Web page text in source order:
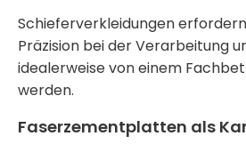
Schieferverkleidungen
Präzision bei der Verarbeitung
idealerweise von einem
werden.
Faserzementplatten als